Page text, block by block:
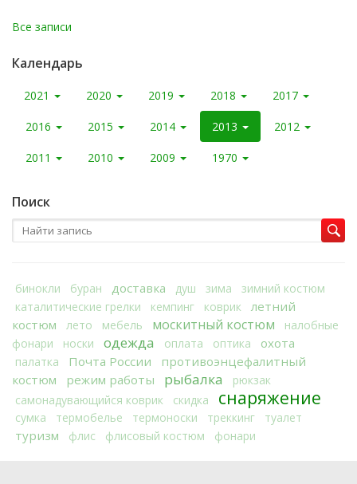
Все записи
Календарь
2021 2020 2019 2018 2017
2016 2015 2014 2013 2012
2011 2010 2009 1970
Поиск
бинокли буран доставка душ зима
зимний костюм
каталитические грелки
кемпинг коврик
летний
костюм
лето мебель москитный костюм
налобные
фонари
носки одежда оплата оптика охота
палатка Почта России
противоэнцефалитный
костюм
режим работы рыбалка
рюкзак
самонадувающийся коврик
скидка снаряжение
сумка термобелье термоноски треккинг туалет
туризм флис флисовый костюм фонари